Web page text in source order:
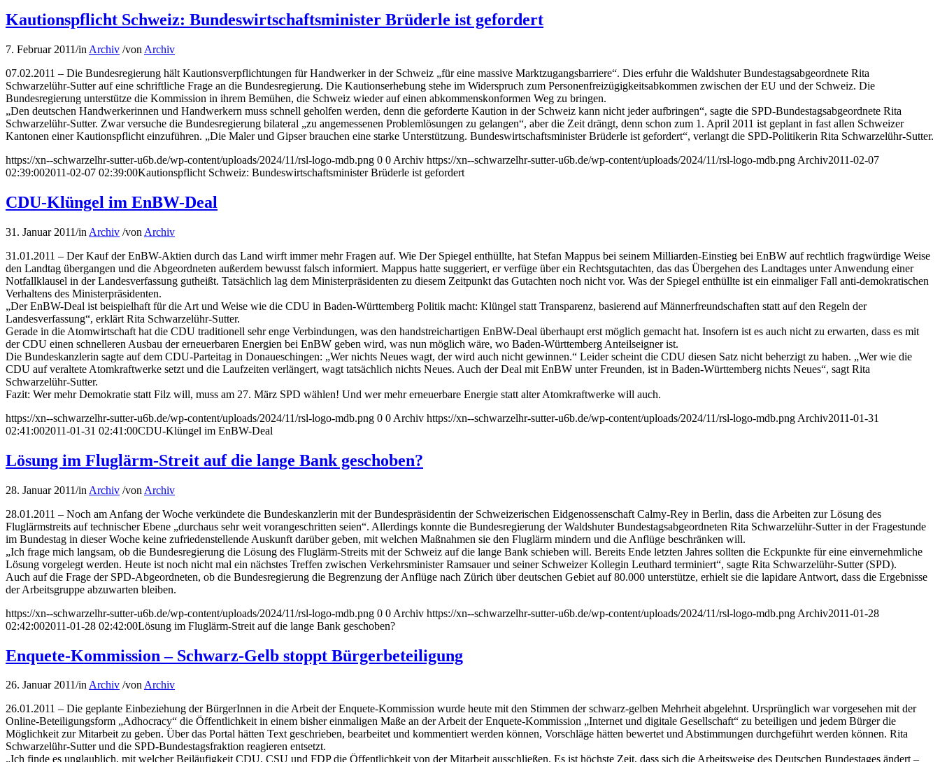
Kautionspflicht Schweiz: Bundeswirtschaftsminister Brüderle ist gefordert
7. Februar 2011/in Archiv /von Archiv
07.02.2011 – Die Bundesregierung hält Kautionsverpflichtungen für Handwerker in der Schweiz „für eine massive Marktzugangsbarriere“. Dies erfuhr die Waldshuter Bundestagsabgeordnete Rita
Schwarzelühr-Sutter auf eine schriftliche Frage an die Bundesregierung. Die Kautionserhebung stehe im Widerspruch zum Personenfreizügigkeitsabkommen zwischen der EU und der Schweiz. Die
Bundesregierung unterstütze die Kommission in ihrem Bemühen, die Schweiz wieder auf einen abkommenskonformen Weg zu bringen.
„Den deutschen Handwerkerinnen und Handwerkern muss schnell geholfen werden, denn die geforderte Kaution in der Schweiz kann nicht jeder aufbringen“, sagte die SPD-Bundestagsabgeordnete Rita
Schwarzelühr-Sutter. Zwar versuche die Bundesregierung bilateral „zu angemessenen Problemlösungen zu gelangen“, aber die Zeit drängt, denn schon zum 1. April 2011 ist geplant in fast allen Schweizer
Kantonen einer Kautionspflicht einzuführen. „Die Maler und Gipser brauchen eine starke Unterstützung. Bundeswirtschaftsminister Brüderle ist gefordert“, verlangt die SPD-Politikerin Rita Schwarzelühr-Sutter.
https://xn--schwarzelhr-sutter-u6b.de/wp-content/uploads/2024/11/rsl-logo-mdb.png 0 0 Archiv https://xn--schwarzelhr-sutter-u6b.de/wp-content/uploads/2024/11/rsl-logo-mdb.png Archiv2011-02-07
02:39:002011-02-07 02:39:00Kautionspflicht Schweiz: Bundeswirtschaftsminister Brüderle ist gefordert
CDU-Klüngel im EnBW-Deal
31. Januar 2011/in Archiv /von Archiv
31.01.2011 – Der Kauf der EnBW-Aktien durch das Land wirft immer mehr Fragen auf. Wie Der Spiegel enthüllte, hat Stefan Mappus bei seinem Milliarden-Einstieg bei EnBW auf rechtlich fragwürdige Weise
den Landtag übergangen und die Abgeordneten außerdem bewusst falsch informiert. Mappus hatte suggeriert, er verfüge über ein Rechtsgutachten, das das Übergehen des Landtages unter Anwendung einer
Notfallklausel in der Landesverfassung gutheißt. Tatsächlich lag dem Ministerpräsidenten zu diesem Zeitpunkt das Gutachten noch nicht vor. Was der Spiegel enthüllte ist ein einmaliger Fall anti-demokratischen
Verhaltens des Ministerpräsidenten.
„Der EnBW-Deal ist beispielhaft für die Art und Weise wie die CDU in Baden-Württemberg Politik macht: Klüngel statt Transparenz, basierend auf Männerfreundschaften statt auf den Regeln der
Landesverfassung“, erklärt Rita Schwarzelühr-Sutter.
Gerade in die Atomwirtschaft hat die CDU traditionell sehr enge Verbindungen, was den handstreichartigen EnBW-Deal überhaupt erst möglich gemacht hat. Insofern ist es auch nicht zu erwarten, dass es mit
der CDU einen schnelleren Ausbau der erneuerbaren Energien bei EnBW geben wird, was nun möglich wäre, wo Baden-Württemberg Anteilseigner ist.
Die Bundeskanzlerin sagte auf dem CDU-Parteitag in Donaueschingen: „Wer nichts Neues wagt, der wird auch nicht gewinnen.“ Leider scheint die CDU diesen Satz nicht beherzigt zu haben. „Wer wie die
CDU auf veraltete Atomkraftwerke setzt und die Laufzeiten verlängert, wagt tatsächlich nichts Neues. Auch der Deal mit EnBW unter Freunden, ist in Baden-Württemberg nichts Neues“, sagt Rita
Schwarzelühr-Sutter.
Fazit: Wer mehr Demokratie statt Filz will, muss am 27. März SPD wählen! Und wer mehr erneuerbare Energie statt alter Atomkraftwerke will auch.
https://xn--schwarzelhr-sutter-u6b.de/wp-content/uploads/2024/11/rsl-logo-mdb.png 0 0 Archiv https://xn--schwarzelhr-sutter-u6b.de/wp-content/uploads/2024/11/rsl-logo-mdb.png Archiv2011-01-31
02:41:002011-01-31 02:41:00CDU-Klüngel im EnBW-Deal
Lösung im Fluglärm-Streit auf die lange Bank geschoben?
28. Januar 2011/in Archiv /von Archiv
28.01.2011 – Noch am Anfang der Woche verkündete die Bundeskanzlerin mit der Bundespräsidentin der Schweizerischen Eidgenossenschaft Calmy-Rey in Berlin, dass die Arbeiten zur Lösung des
Fluglärmstreits auf technischer Ebene „durchaus sehr weit vorangeschritten seien“. Allerdings konnte die Bundesregierung der Waldshuter Bundestagsabgeordneten Rita Schwarzelühr-Sutter in der Fragestunde
im Bundestag in dieser Woche keine zufriedenstellende Auskunft darüber geben, mit welchen Maßnahmen sie den Fluglärm mindern und die Anflüge beschränken will.
„Ich frage mich langsam, ob die Bundesregierung die Lösung des Fluglärm-Streits mit der Schweiz auf die lange Bank schieben will. Bereits Ende letzten Jahres sollten die Eckpunkte für eine einvernehmliche
Lösung vorgelegt werden. Heute ist noch nicht mal ein nächstes Treffen zwischen Verkehrsminister Ramsauer und seiner Schweizer Kollegin Leuthard terminiert“, sagte Rita Schwarzelühr-Sutter (SPD).
Auch auf die Frage der SPD-Abgeordneten, ob die Bundesregierung die Begrenzung der Anflüge nach Zürich über deutschen Gebiet auf 80.000 unterstütze, erhielt sie die lapidare Antwort, dass die Ergebnisse
der Arbeitsgruppe abzuwarten bleiben.
https://xn--schwarzelhr-sutter-u6b.de/wp-content/uploads/2024/11/rsl-logo-mdb.png 0 0 Archiv https://xn--schwarzelhr-sutter-u6b.de/wp-content/uploads/2024/11/rsl-logo-mdb.png Archiv2011-01-28
02:42:002011-01-28 02:42:00Lösung im Fluglärm-Streit auf die lange Bank geschoben?
Enquete-Kommission – Schwarz-Gelb stoppt Bürgerbeteiligung
26. Januar 2011/inArchiv /vonArchiv
26.01.2011 – Die geplante Einbeziehung der BürgerInnen in die Arbeit der Enquete-Kommission wurde heute mit den Stimmen der schwarz-gelben Mehrheit abgelehnt. Ursprünglich war vorgesehen mit der
Online-Beteiligungsform „Adhocracy“ die Öffentlichkeit in einem bisher einmaligen Maße an der Arbeit der Enquete-Kommission „Internet und digitale Gesellschaft“ zu beteiligen und jedem Bürger die
Möglichkeit zur Mitarbeit zu geben. Über das Portal hätten Text geschrieben, bearbeitet und kommentiert werden können, Vorschläge hätten bewertet und Abstimmungen durchgeführt werden können. Rita
Schwarzelühr-Sutter und die SPD-Bundestagsfraktion reagieren entsetzt.
„Ich finde es unglaublich, mit welcher Beiläufigkeit CDU, CSU und FDP die Öffentlichkeit von der Mitarbeit ausschließen. Es ist höchste Zeit, dass sich die Arbeitsweise des Deutschen Bundestages ändert –